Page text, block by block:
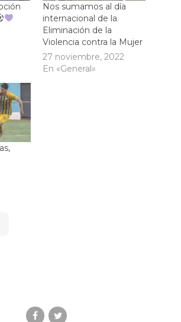
Nos sumamos al día
internacional de la
Eliminación de la
Violencia contra la Mujer
27 noviembre, 2022
En «General»